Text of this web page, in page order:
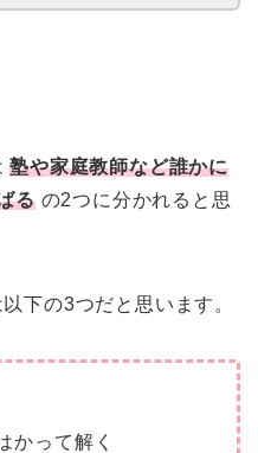
塾や家庭教師など誰かに
るの2つに分かれると思
下の3つだと思います。
かって解く